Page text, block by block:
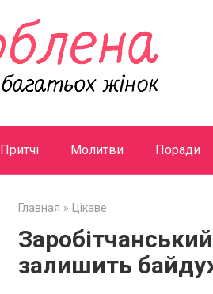
Притчі Молитви Поради
Главная » Цікаве
залишить